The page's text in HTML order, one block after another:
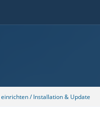
/ Installation & Update